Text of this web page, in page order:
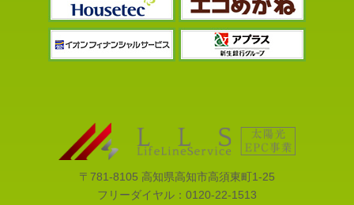
〒781-8105 高知県高知市高須東町1-25
フリーダイヤル： 0120-22-1513